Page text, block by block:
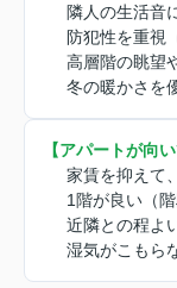
隣人の生活音
防犯性を重視
高層階の眺望
冬の暖かさを
【アパートが向
家賃を抑えて
1階が良い（
近隣との程よ
湿気がこもら